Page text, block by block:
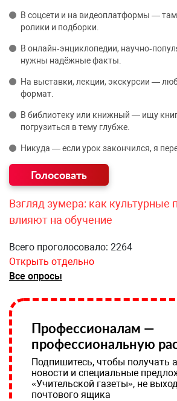
В соцсети и на видеоплатформы —
ролики и подборки.
В онлайн‑энциклопедии,
нужны надёжные факты.
На выставки, лекции, экскурсии —
формат.
В библиотеку или книжный — ищу
погрузиться в тему глубже.
Никуда — если урок закончился, я
Взгляд зумера: как культурные
влияют на обучение
Всего проголосовало: 2264
Открыть отдельно
Все опросы
Профессионалам —
профессиональную
Подпишитесь, чтобы получать
новости и специальные
«Учительской газеты», не
почтового ящика